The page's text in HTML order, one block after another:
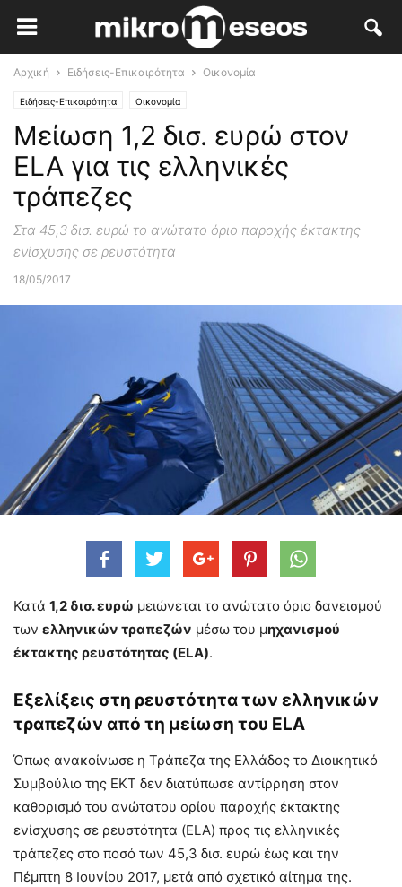
Αρχική Ειδήσεις-Επικαιρότητα Οικονομία
Ειδήσεις-Επικαιρότητα Οικονομία
Μείωση 1,2 δισ. ευρώ στον
ELA για τις ελληνικές
τράπεζες
Στα 45,3 δισ. ευρώ το ανώτατο όριο παροχής έκτακτης
ενίσχυσης σε ρευστότητα
18/05/2017
Κατά 1,2 δισ. ευρώ μειώνεται το ανώτατο όριο δανεισμού
των ελληνικών τραπεζών μέσω του μηχανισμού
έκτακτης ρευστότητας (ELA).
Εξελίξεις στη ρευστότητα των ελληνικών
τραπεζών από τη μείωση του ELA
Όπως ανακοίνωσε η Τράπεζα της Ελλάδος το Διοικητικό
Συμβούλιο της ΕΚΤ δεν διατύπωσε αντίρρηση στον
καθορισμό του ανώτατου ορίου παροχής έκτακτης
ενίσχυσης σε ρευστότητα (ELA) προς τις ελληνικές
τράπεζες στο ποσό των 45,3 δισ. ευρώ έως και την
Πέμπτη 8 Ιουνίου 2017, μετά από σχετικό αίτημα της.